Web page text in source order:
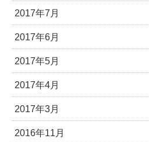
2017年7月
2017年6月
2017年5月
2017年4月
2017年3月
2016年11月